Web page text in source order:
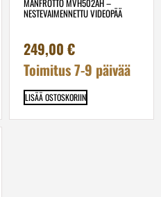
MANFROTTO MVH502AH –
NESTEVAIMENNETTU VIDEOPÄÄ
249,00 €
Toimitus 7-9 päivää
LISÄÄ OSTOSKORIIN